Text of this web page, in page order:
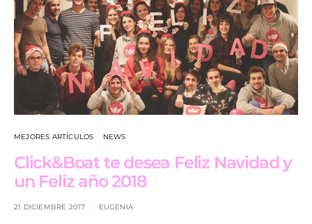
MEJORES ARTÍCULOS NEWS
Click&Boat te desea Feliz Navidad y
un Feliz año 2018
21 DICIEMBRE 2017 EUGENIA